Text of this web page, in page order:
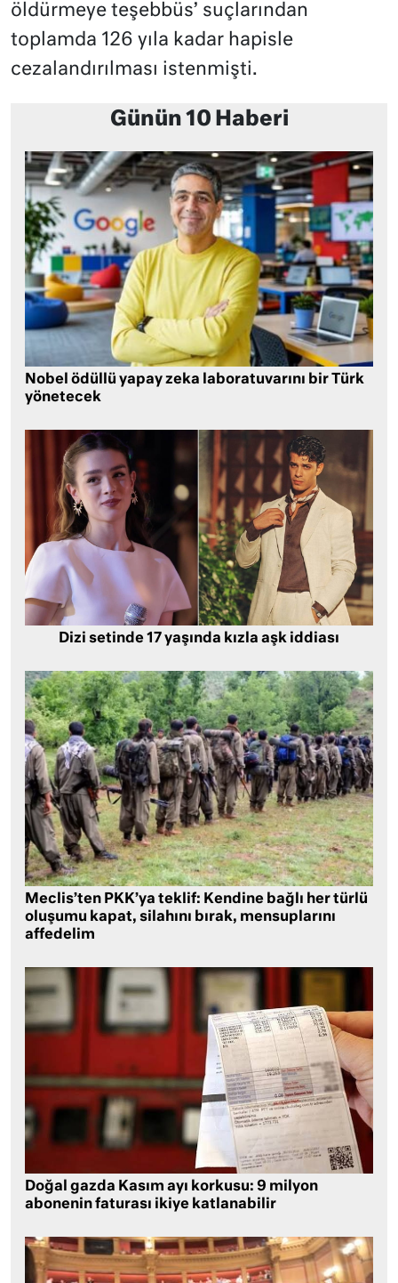
öldürmeye teşebbüs’ suçlarından
toplamda 126 yıla kadar hapisle
cezalandırılması istenmişti.
Günün 10 Haberi
Nobel ödüllü yapay zeka laboratuvarını bir Türk
yönetecek
Dizi setinde 17 yaşında kızla aşk iddiası
Meclis’ten PKK’ya teklif: Kendine bağlı her türlü
oluşumu kapat, silahını bırak, mensuplarını
affedelim
Doğal gazda Kasım ayı korkusu: 9 milyon
abonenin faturası ikiye katlanabilir